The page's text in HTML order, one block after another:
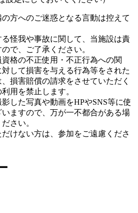
方へのご迷惑となる言動は控えて
怪我や事故に関して、当施設は責
で、ご了承ください。
格の不正使用・不正行為への関
して損害を与える行為等をされた
損害賠償の請求をさせていただく
用を禁止します。
した写真や動画をHPやSNS等に使
ますので、万が一不都合がある場
さい。
だけない方は、参加をご遠慮くださ